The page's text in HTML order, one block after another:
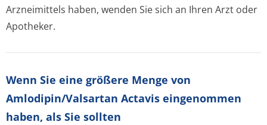
Arzneimittels haben, wenden Sie sich an Ihren Arzt oder
Apotheker.
Wenn Sie eine größere Menge von
Amlodipin/Valsartan Actavis eingenommen
haben, als Sie sollten